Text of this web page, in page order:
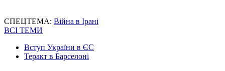
СПЕЦТЕМА: Війна в Ірані
ВСІ ТЕМИ
Вступ України в ЄС
Теракт в Барселоні